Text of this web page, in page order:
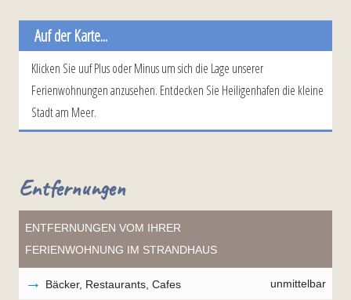
Auf der Karte...
Klicken Sie uuf Plus oder Minus um sich die Lage unserer
Ferienwohnungen anzusehen. Entdecken Sie Heiligenhafen die kleine
Stadt am Meer.
Entfernungen
ENTFERNUNGEN VOM IHRER
FERIENWOHNUNG IM STRANDHAUS
→ Bäcker, Restaurants, Cafes unmittelbar